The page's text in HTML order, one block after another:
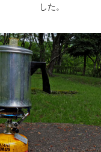
した。